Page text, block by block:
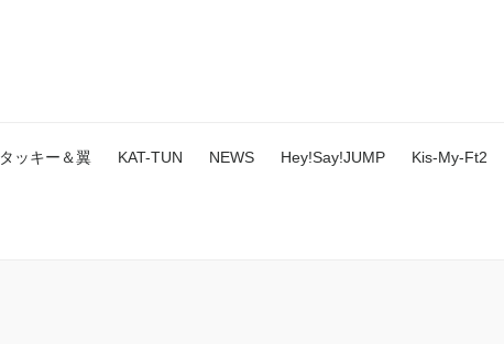
タッキー＆翼 KAT-TUN NEWS Hey!Say!JUMP Kis-My-Ft2